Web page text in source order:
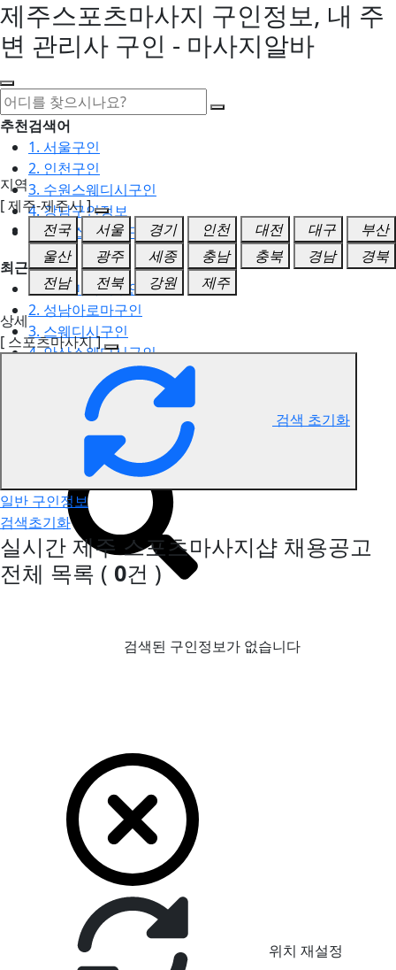
제주스포츠마사지 구인정보, 내 주
변 관리사 구인 - 마사지알바
추천검색어
1. 서울구인
2. 인천구인
3. 수원스웨디시구인
4. 강남구인정보
5. 동탄스웨디시구인
최근검색어
1. 일산마사지구인
2. 성남아로마구인
3. 스웨디시구인
4. 안산스웨디시구인
5. 아로마구인
제주 스포츠마사지 구인정보
지역
[ 제주-제주시 ]
전국
서울 경기 인천 대전 대구
부산
울산
광주 세종 충남 충북 경남
경북
전남
전북 강원
제주
상세
[ 스포츠마사지 ]
검색 초기화
일반 구인정보
검색초기화
실시간 제주 스포츠마사지샵 채용공고
전체 목록 ( 0건 )
검색된 구인정보가 없습니다
위치 재설정